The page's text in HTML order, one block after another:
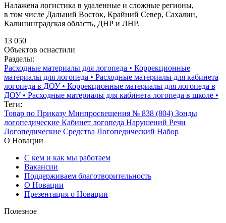
Налажена логистика в удаленные и сложные регионы,
в том числе Дальний Восток, Крайний Север, Сахалин,
Калининградская область, ДНР и ЛНР.
13 050
Объектов оснастили
Разделы:
Расходные материалы для логопеда • Коррекционные
материалы для логопеда • Расходные материалы для кабинета
логопеда в ДОУ• Коррекционные материалы для логопеда в
ДОУ• Расходные материалы для кабинета логопеда в школе •
Теги:
Товар по Приказу Минпросвещения № 838 (804) Зонды
логопедические Кабинет логопеда Нарушений Речи
Логопедические Средства Логопедический Набор
О Новации
С кем и как мы работаем
Вакансии
Поддерживаем благотворительность
О Новации
Презентация о Новации
Полезное